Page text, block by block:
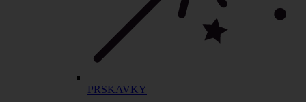
PRSKAVKY